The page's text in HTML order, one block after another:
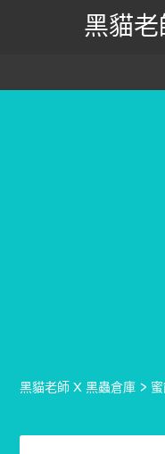
黑貓
黑貓老師 X 黑蟲倉庫 >